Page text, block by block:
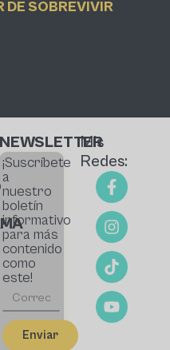
DE SOBREVIVIR
NEWSLETTER
¡Suscríbete
a
nuestro
boletín
informativo
para más
contenido
como
este!
Enviar
Mis
Redes: